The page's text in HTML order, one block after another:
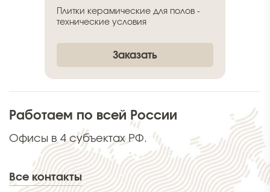
Плитки керамические для полов -
технические условия
Заказать
Работаем по всей России
Офисы в 4 субъектах РФ.
Все контакты